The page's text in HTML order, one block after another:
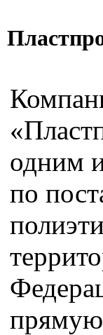
одним
по
прямую